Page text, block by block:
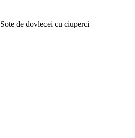
Sote de dovlecei cu ciuperci